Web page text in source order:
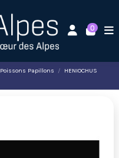
0
Poissons Papillons
HENIOCHUS